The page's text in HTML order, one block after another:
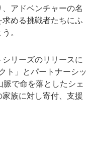
アドベンチャーの名
める挑戦者たちにふ
。
リーズのリリースに
ト」とパートナーシッ
で命を落としたシェ
族に対し寄付、支援